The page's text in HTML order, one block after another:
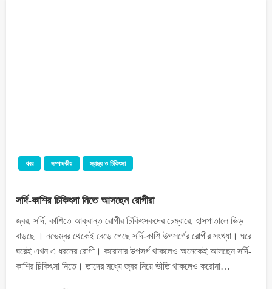
খবর সম্পাদকীয় স্বাস্থ্য ও চিকিৎসা
সর্দি-কাশির চিকিৎসা নিতে আসছেন রোগীরা
জ্বর, সর্দি, কাশিতে আক্রান্ত রোগীর চিকিৎসকদের চেম্বারে, হাসপাতালে ভিড়
বাড়ছে । নভেম্বর থেকেই বেড়ে গেছে সর্দি-কাশি উপসর্গের রোগীর সংখ্যা। ঘরে
ঘরেই এখন এ ধরনের রোগী। করোনার উপসর্গ থাকলেও অনেকেই আসছেন সর্দি-
কাশির চিকিৎসা নিতে। তাদের মধ্যে জ্বর নিয়ে ভীতি থাকলেও করোনা…